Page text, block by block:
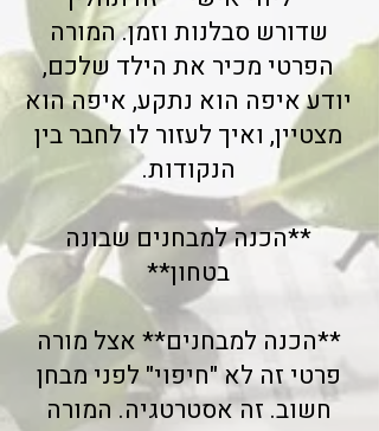
שדורש סבלנות וזמן. המורה
הפרטי מכיר את הילד שלכם,
יודע איפה הוא נתקע, איפה הוא
מצטיין, ואיך לעזור לו לחבר בין
הנקודות.
**הכנה למבחנים שבונה
בטחון**
**הכנה למבחנים** אצל מורה
פרטי זה לא "חיפוי" לפני מבחן
חשוב. זה אסטרטגיה. המורה